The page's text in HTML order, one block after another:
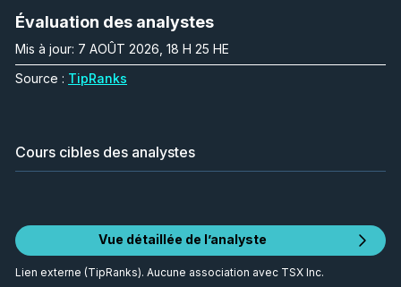
Évaluation des analystes
Mis à jour: 7 AOÛT 2026, 18 H 25 HE
Source : TipRanks
Cours cibles des analystes
Vue détaillée de l’analyste
Lien externe (TipRanks). Aucune association avec TSX Inc.